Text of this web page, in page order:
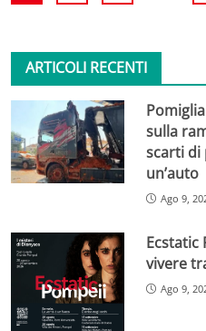
ARTICOLI RECENTI
sulla
scarti di
un’auto
Ago 9,
Ecstatic
vivere
Ago 9,